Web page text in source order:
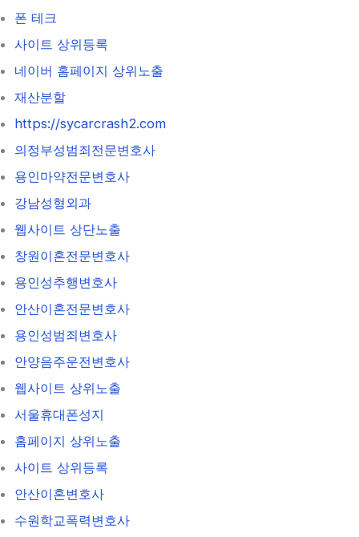
폰 테크
사이트 상위등록
네이버 홈페이지 상위노출
재산분할
https://sycarcrash2.com
의정부성범죄전문변호사
용인마약전문변호사
강남성형외과
웹사이트 상단노출
창원이혼전문변호사
용인성추행변호사
안산이혼전문변호사
용인성범죄변호사
안양음주운전변호사
웹사이트 상위노출
서울휴대폰성지
홈페이지 상위노출
사이트 상위등록
안산이혼변호사
수원학교폭력변호사